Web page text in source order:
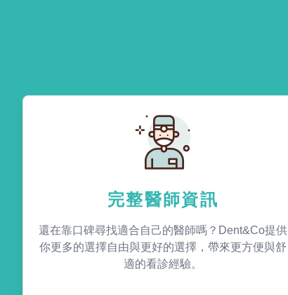
完整醫師資訊
還在靠口碑尋找適合自己的醫師嗎？Dent&Co提供
你更多的選擇自由與更好的選擇，帶來更方便與舒
適的看診經驗。